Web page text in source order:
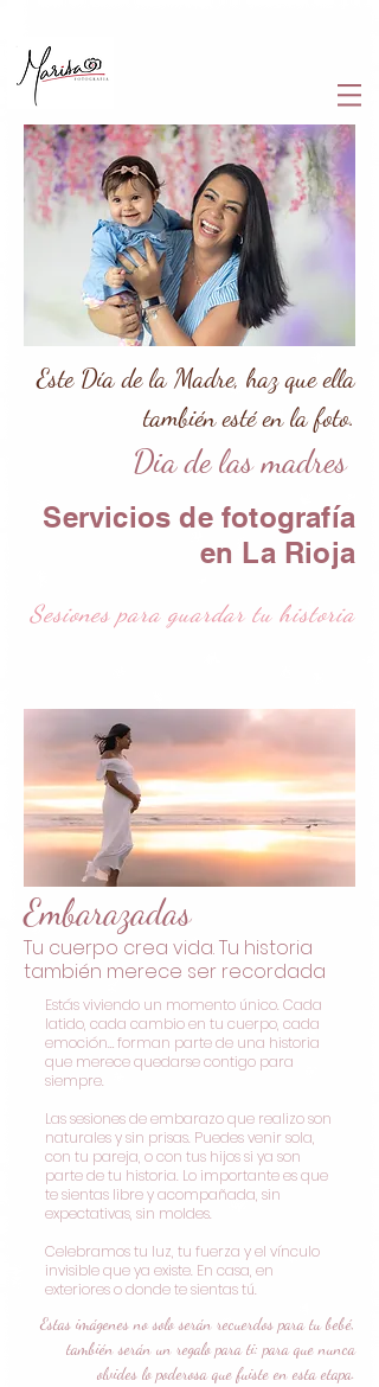
Este Día de la Madre, haz que ella
también esté en la foto.
Dia de las madres
Servicios de fotografía
en La Rioja
Sesiones para guardar tu historia
Embarazadas
Tu cuerpo crea vida. Tu historia
también merece ser recordada
Estás viviendo un momento único. Cada
latido, cada cambio en tu cuerpo, cada
emoción… forman parte de una historia
que merece quedarse contigo para
siempre.
Las sesiones de embarazo que realizo son
naturales y sin prisas. Puedes venir sola,
con tu pareja, o con tus hijos si ya son
parte de tu historia. Lo importante es que
te sientas libre y acompañada, sin
expectativas, sin moldes.
Celebramos tu luz, tu fuerza y el vínculo
invisible que ya existe. En casa, en
exteriores o donde te sientas tú.
Estas imágenes no solo serán recuerdos para tu bebé,
también serán un regalo para ti: para que nunca
olvides lo poderosa que fuiste en esta etapa.